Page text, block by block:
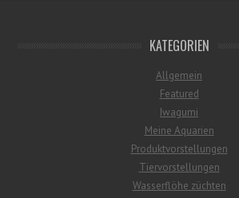
KATEGORIEN
Allgemein
Featured
Iwagumi
Meine Aquarien
Produktvorstellungen
Tiervorstellungen
Wasserflöhe züchten